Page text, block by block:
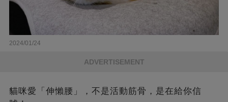
2024/01/24
ADVERTISEMENT
貓咪愛「伸懶腰」，不是活動筋骨，是在給你信